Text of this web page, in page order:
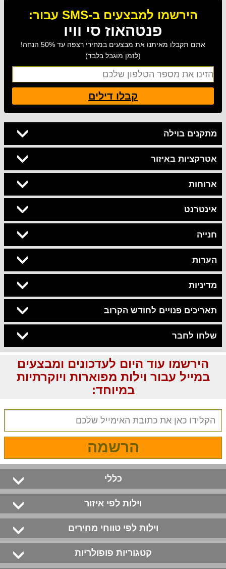
הירשמו למבצעים ב-SMS עבור:
פנטהאוז סי וויו
אתם תקבלו מאיתנו את מבצעים במחירי רצפה עד 50% הנחה!
(לזמן מוגבל בלבד)
קבלו דילים
מתקנים בוילה
אטרקציות באיזור
ארוחות
אינטרנט
חנייה
הערות
מדיניות
תאריכים פנויים לחודש הקרוב
שלחו לחבר
הירשמו עוד היום לעדכונים ומבצעים
במייל עבור וילות מפוארות ויוקרתיות
במיוחד:
הרשמה
כללי
וילות לפי איזור
וילות לפי טווחי מחירים
קטגוריות פופולריות